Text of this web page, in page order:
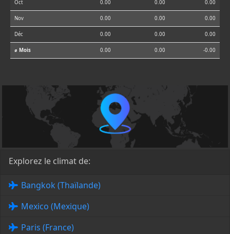
Oct 0.00 0.00 0.00
Nov 0.00 0.00 0.00
Déc 0.00 0.00 0.00
⌀ Mois 0.00 0.00 -0.00
Explorez le climat de:
Bangkok (Thaïlande)
Mexico (Mexique)
Paris (France)